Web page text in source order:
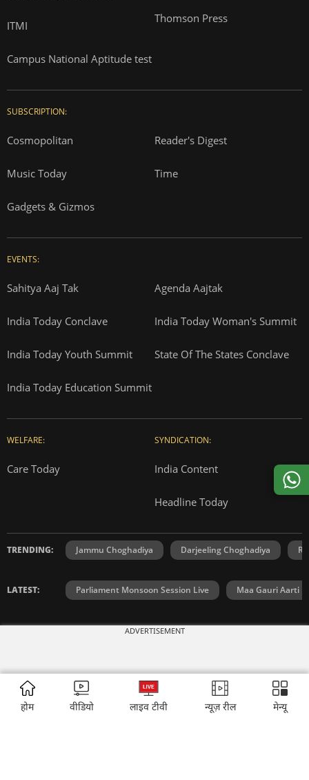
ITMI
Campus National Aptitude test
Thomson Press
SUBSCRIPTION:
Cosmopolitan Reader's Digest
Music Today Time
Gadgets & Gizmos
EVENTS:
Sahitya Aaj Tak Agenda Aajtak
India Today Conclave India Today Woman's Summit
India Today Youth Summit State Of The States Conclave
India Today Education Summit
WELFARE:
Care Today
SYNDICATION:
India Content
Headline Today
TRENDING: Jammu Choghadiya Darjeeling Choghadiya
LATEST: Parliament Monsoon Session Live Maa Gauri Aarti
DOWNLOAD APP
ADVERTISEMENT
होम वीडियो लाइव टीवी न्यूज़ रील मेन्यू